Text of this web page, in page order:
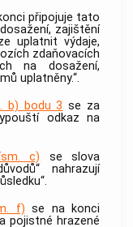
připojuje tato
zajištění
uplatnit výdaje,
zdaňovacích
na dosažení,
uplatněny.“.
b) bodu 3 se za
odkaz na
c) se slova
nahrazují
f) se na konci
pojistné hrazené